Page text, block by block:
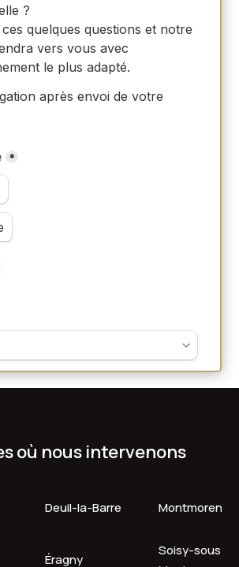
où nous intervenons
Deuil-la-Barre Montmorency
Éragny
Soisy-sous-